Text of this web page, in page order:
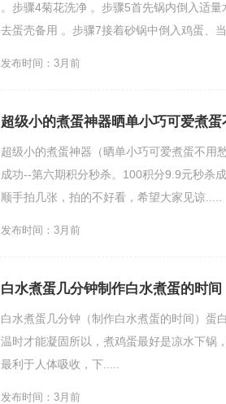
。步骤4菊花洗净 。步骤5首先锅内倒入适
去蛋壳备用 。步骤7接着砂锅中倒入鸡蛋、
发布时间：3月前
超级小的煮蛋神器晒单小巧可爱煮
超级小的煮蛋神器（晒单小巧可爱煮蛋不用
成功--第六期积分秒杀。100积分9.9元秒杀
顺手拍几张，拍的不好看，希望大家见谅.....
发布时间：3月前
白水煮蛋几分钟制作白水煮蛋的时间
白水煮蛋几分钟（制作白水煮蛋的时间）蛋
温时才能凝固所以，煮鸡蛋最好是凉水下锅
最利于人体吸收，下.....
发布时间：3月前